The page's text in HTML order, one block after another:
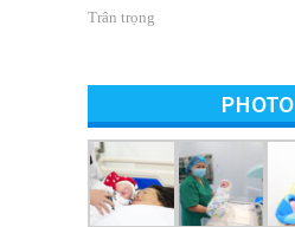
Trân trọng
PHOTO